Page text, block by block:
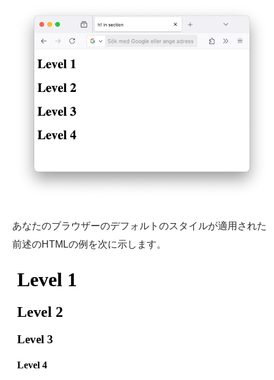
あなたのブラウザーのデフォルトのスタイルが適用された
前述のHTMLの例を次に示します。